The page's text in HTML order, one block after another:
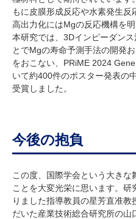
もに皮膜形成反応や水素発生
高出力化にはMgの反応機構を
本研究では、 3Dインピーダン
とでMgの寿命予測手法の開発
をおこない、 PRiME 2024
いて約400件のポスター発表の
受賞しました。
今後の抱負
この度、国際学会という大き
ことを大変光栄に思います。
りました指導教員の星芳直准
だいた産業技術総合研究所の